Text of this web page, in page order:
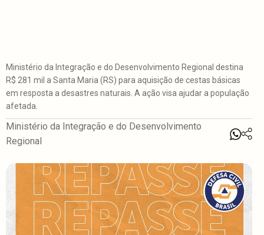
Ministério da Integração e do Desenvolvimento Regional destina
R$ 281 mil a Santa Maria (RS) para aquisição de cestas básicas
em resposta a desastres naturais. A ação visa ajudar a população
afetada.
Ministério da Integração e do Desenvolvimento
Regional